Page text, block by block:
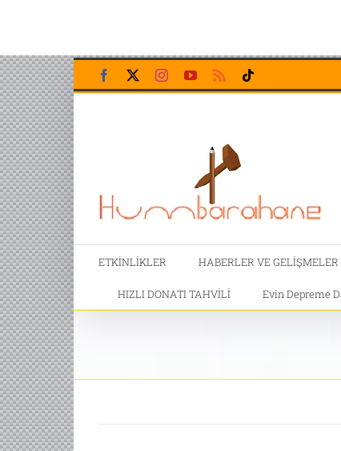
Skip
to
content
Facebook InstagramYouTubeRss
ETKİNLİKLER HABERLER VE GELİŞMELER
HIZLI DONATI TAHVİLİ Evin Depreme